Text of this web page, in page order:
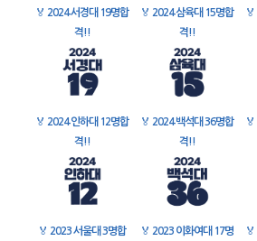
🏅 2024 서경대 19명합
격!!
🏅 2024 삼육대 15명합
격!!
🏅
🏅 2024 인하대 12명합
격!!
🏅 2024 백석대 36명합
격!!
🏅
🏅 2023 서울대 3명합
🏅 2023 이화여대 17명
🏅